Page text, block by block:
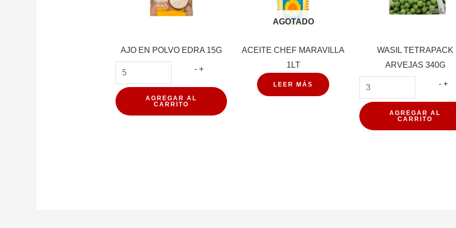
AJO EN POLVO EDRA 15G
- AJO
POLVO
EDRA
+
AGREGAR AL
CARRITO
AGOTADO
ACEITE CHEF MARAVILLA
1LT
LEER MÁS
WASIL TETRAPACK
ARVEJAS 340G
- +
AGREGAR AL
CARRITO